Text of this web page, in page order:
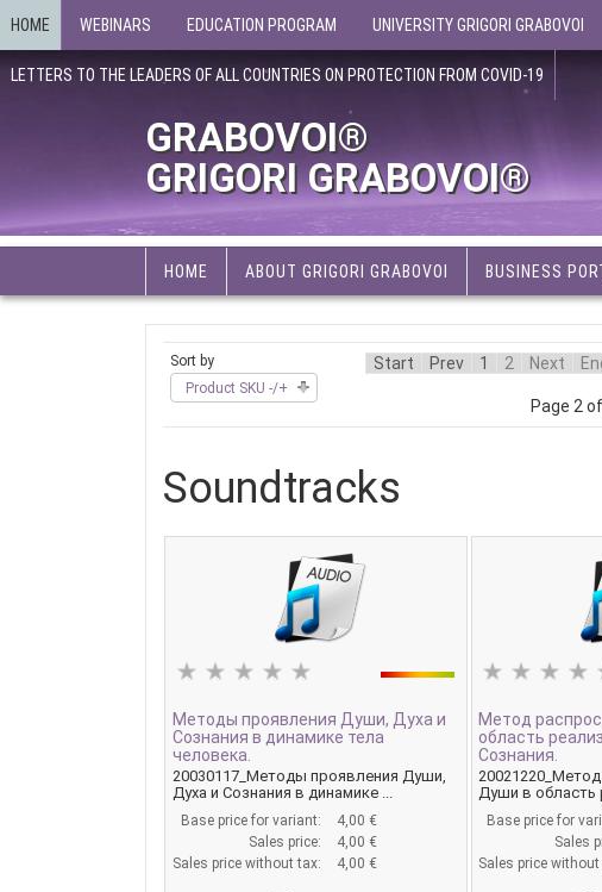
HOME WEBINARS EDUCATION PROGRAM UNIVERSITY GRIGORI GRABOVOI
LETTERS TO THE LEADERS OF ALL COUNTRIES ON PROTECTION FROM COVID-19
GRABOVOI®
GRIGORI GRABOVOI®
HOME ABOUT GRIGORI GRABOVOI BUSINESS
Sort by
Product SKU -/+
Start Prev 1 2 Next
Page 2
Soundtracks
Методы проявления Души, Духа и
Сознания в динамике тела
человека.
20030117_Методы проявления Души,
Духа и Сознания в динамике ...
Base price for variant:
4,00 €
Sales price:
4,00 €
Sales price without tax:
4,00 €
Метод
область
Сознания.
Души в область
Base price for
Sales
Sales price without